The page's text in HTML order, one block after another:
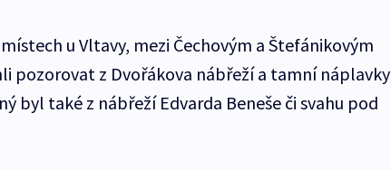
u Vltavy, mezi Čechovým a Štefánikovým
pozorovat z Dvořákova nábřeží a tamní náplavky
byl také z nábřeží Edvarda Beneše či svahu pod